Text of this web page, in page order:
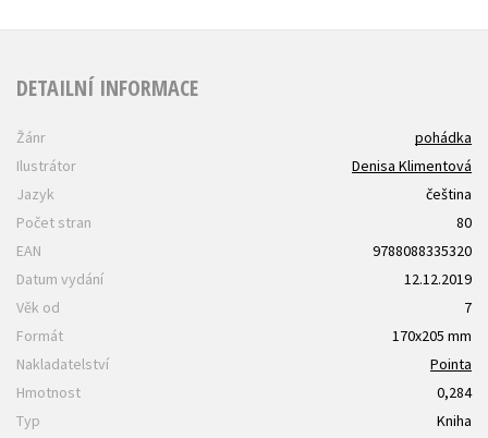
DETAILNÍ INFORMACE
Žánr
pohádka
Ilustrátor
Denisa Klimentová
Jazyk
čeština
Počet stran
80
EAN
9788088335320
Datum vydání
12.12.2019
Věk od
7
Formát
170x205 mm
Nakladatelství
Pointa
Hmotnost
0,284
Typ
Kniha